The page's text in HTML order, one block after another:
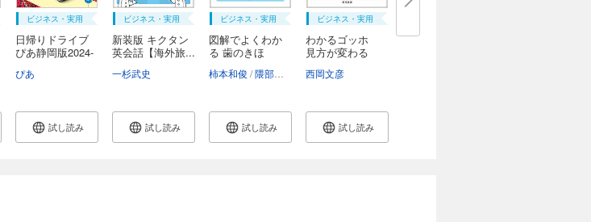
ビジネス・実用
日帰りドライブ
ぴあ静岡版2024-
ぴあ
試し読み
ビジネス・実用
新装版 キクタン
英会話【海外旅...
一杉武史
試し読み
ビジネス・実用
図解でよくわか
る 歯のきほ
柿本和俊 隈部俊二 神光一郎
試し読み
ビジネス・実用
わかるゴッホ
見方が変わる
西岡文彦
試し読み